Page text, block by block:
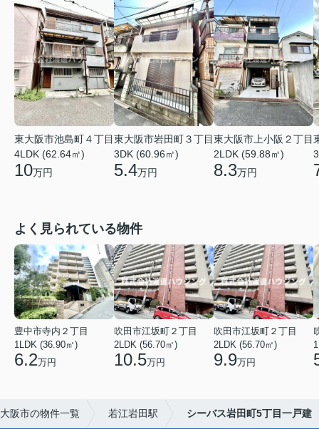
東大阪市池島町４丁目
4LDK (62.64㎡)
10万円
東大阪市岩田町３丁目
3DK (60.96㎡)
5.4万円
東大阪市上小阪２丁目
2LDK (59.88㎡)
8.3万円
よく見られている物件
豊中市寺内２丁目
1LDK (36.90㎡)
6.2万円
吹田市江坂町２丁目
2LDK (56.70㎡)
10.5万円
吹田市江坂町２丁目
2LDK (56.70㎡)
9.9万円
阪市の物件一覧 若江岩田駅 シーバス岩田町5丁目一戸建